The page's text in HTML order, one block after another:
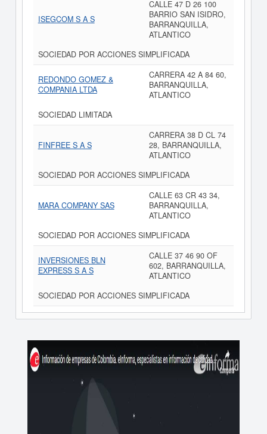
ISEGCOM S A S
CALLE 47 D 26 100
BARRIO SAN ISIDRO,
BARRANQUILLA,
ATLANTICO
SOCIEDAD POR ACCIONES SIMPLIFICADA
REDONDO GOMEZ &
COMPANIA LTDA
CARRERA 42 A 84 60,
BARRANQUILLA,
ATLANTICO
SOCIEDAD LIMITADA
FINFREE S A S
CARRERA 38 D CL 74
28, BARRANQUILLA,
ATLANTICO
SOCIEDAD POR ACCIONES SIMPLIFICADA
MARA COMPANY SAS
CALLE 63 CR 43 34,
BARRANQUILLA,
ATLANTICO
SOCIEDAD POR ACCIONES SIMPLIFICADA
INVERSIONES BLN
EXPRESS S A S
CALLE 37 46 90 OF
602, BARRANQUILLA,
ATLANTICO
SOCIEDAD POR ACCIONES SIMPLIFICADA